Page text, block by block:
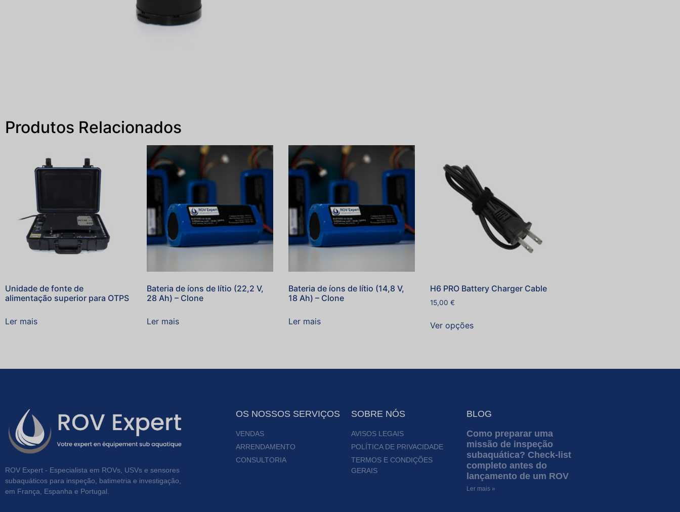
Produtos Relacionados
Unidade de fonte de
alimentação superior para OTPS
Ler mais
Bateria de íons de lítio (22,2 V,
28 Ah) – Clone
Ler mais
Bateria de íons de lítio (14,8 V,
18 Ah) – Clone
Ler mais
H6 PRO Battery Charger Cable
15,00 €
Ver opções
ROV Expert - Especialista em ROVs, USVs e sensores
subaquáticos para inspeção, batimetria e investigação,
em França, Espanha e Portugal.
OS NOSSOS SERVIÇOS
VENDAS
ARRENDAMENTO
CONSULTORIA
SOBRE NÓS
AVISOS LEGAIS
POLÍTICA DE PRIVACIDADE
TERMOS E CONDIÇÕES
GERAIS
BLOG
Como preparar uma
missão de inspeção
subaquática? Check-list
completo antes do
lançamento de um ROV
Ler mais »